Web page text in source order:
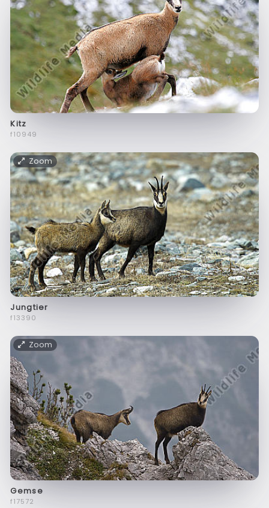
Kitz
f10949
Zoom
Jungtier
f13390
Zoom
Gemse
f17572